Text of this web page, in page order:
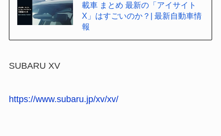
載車 まとめ 最新の「アイサイト
X」はすごいのか？| 最新自動車情
報
SUBARU XV
https://www.subaru.jp/xv/xv/